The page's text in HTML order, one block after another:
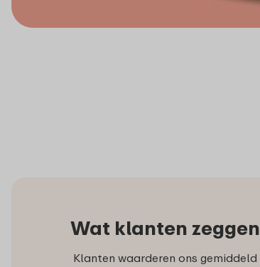
Wat klanten zeggen
Klanten waarderen ons gemiddeld